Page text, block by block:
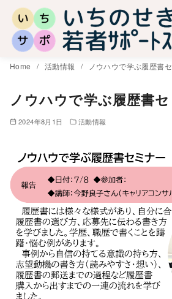
Home 活動情報 ノウハウで学ぶ履歴書
ノウハウで学ぶ履歴書
2024年8月1日 活動情報